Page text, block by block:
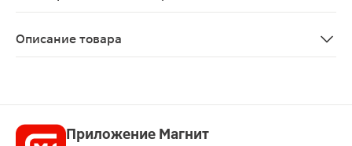
Описание товара
Приложение Магнит